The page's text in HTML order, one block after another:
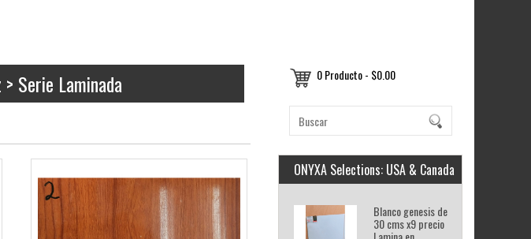
0 Producto - $0.00
ONYXA Selections: USA & Canada
Blanco genesis de
30 cms x9 precio
Serie Laminada